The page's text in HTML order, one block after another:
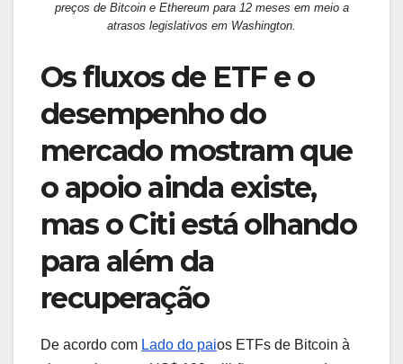
preços de Bitcoin e Ethereum para 12 meses em meio a
atrasos legislativos em Washington.
Os fluxos de ETF e o
desempenho do
mercado mostram que
o apoio ainda existe,
mas o Citi está olhando
para além da
recuperação
De acordo com Lado do paios ETFs de Bitcoin à